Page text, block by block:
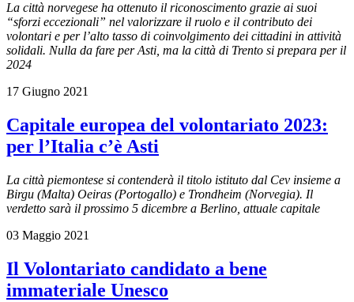
La città norvegese ha ottenuto il riconoscimento grazie ai suoi
“sforzi eccezionali” nel valorizzare il ruolo e il contributo dei
volontari e per l’alto tasso di coinvolgimento dei cittadini in attività
solidali. Nulla da fare per Asti, ma la città di Trento si prepara per il
2024
17 Giugno 2021
Capitale europea del volontariato 2023:
per l’Italia c’è Asti
La città piemontese si contenderà il titolo istituto dal Cev insieme a
Birgu (Malta) Oeiras (Portogallo) e Trondheim (Norvegia). Il
verdetto sarà il prossimo 5 dicembre a Berlino, attuale capitale
03 Maggio 2021
Il Volontariato candidato a bene
immateriale Unesco